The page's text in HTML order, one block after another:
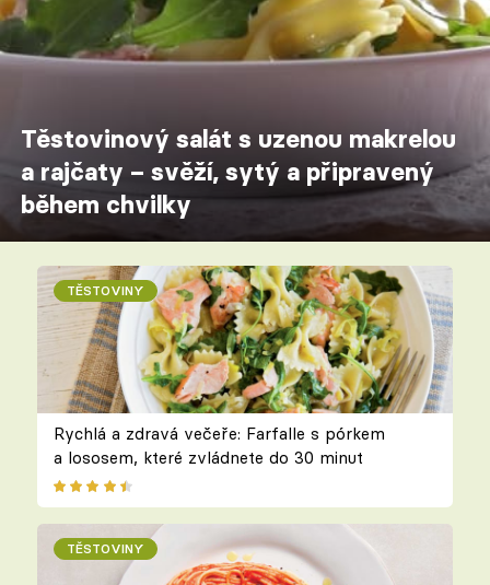
Těstovinový salát s uzenou makrelou
a rajčaty – svěží, sytý a připravený
během chvilky
TĚSTOVINY
Rychlá a zdravá večeře: Farfalle s pórkem
a lososem, které zvládnete do 30 minut
TĚSTOVINY